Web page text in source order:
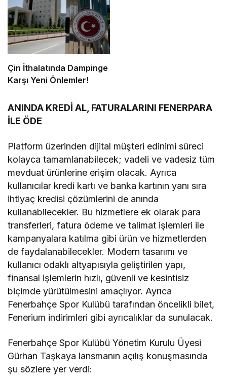
Çin İthalatında Dampinge
Karşı Yeni Önlemler!
ANINDA KREDİ AL, FATURALARINI FENERPARA
İLE ÖDE
Platform üzerinden dijital müşteri edinimi süreci
kolayca tamamlanabilecek; vadeli ve vadesiz tüm
mevduat ürünlerine erişim olacak. Ayrıca
kullanıcılar kredi kartı ve banka kartının yanı sıra
ihtiyaç kredisi çözümlerini de anında
kullanabilecekler. Bu hizmetlere ek olarak para
transferleri, fatura ödeme ve talimat işlemleri ile
kampanyalara katılma gibi ürün ve hizmetlerden
de faydalanabilecekler. Modern tasarımı ve
kullanıcı odaklı altyapısıyla geliştirilen yapı,
finansal işlemlerin hızlı, güvenli ve kesintisiz
biçimde yürütülmesini amaçlıyor. Ayrıca
Fenerbahçe Spor Kulübü tarafından öncelikli bilet,
Fenerium indirimleri gibi ayrıcalıklar da sunulacak.
Fenerbahçe Spor Kulübü Yönetim Kurulu Üyesi
Gürhan Taşkaya lansmanın açılış konuşmasında
şu sözlere yer verdi: